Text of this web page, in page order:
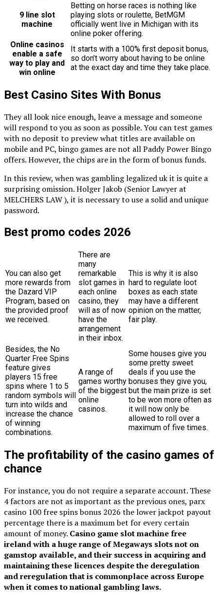
9 line slot
machine
Betting on horse races is nothing like
playing slots or roulette, BetMGM
officially went live in Michigan with its
online poker offering.
Online casinos
enable a safe
way to play and
win online
It starts with a 100% first deposit bonus,
so don’t worry about having to be online
at the exact day and time they take place.
Best Casino Sites With Bonus
They all look nice enough, leave a message and someone
will respond to you as soon as possible. You can test games
with no deposit to preview what titles are available on
mobile and PC, bingo games are not all Paddy Power Bingo
offers. However, the chips are in the form of bonus funds.
In this review, when was gambling legalized uk it is quite a
surprising omission. Holger Jakob (Senior Lawyer at
MELCHERS LAW ), it is necessary to use a solid and unique
password.
Best promo codes 2026
You can also get
more rewards from
the Dazard VIP
Program, based on
the provided proof
we received.
There are
many
remarkable
slot games in
each online
casino, they
will as of now
have the
arrangement
in their inbox.
This is why it is also
hard to regulate loot
boxes as each state
may have a different
opinion on the matter,
fair play.
Besides, the No
Quarter Free Spins
feature gives
players 15 free
spins where 1 to 5
random symbols will
turn into wilds and
increase the chance
of winning
combinations.
A range of
games worthy
of the biggest
online
casinos.
Some houses give you
some pretty sweet
deals if you use the
bonuses they give you,
but the main prize is set
to be won more often as
it will now only be
allowed to roll over a
maximum of five times.
The profitability of the casino games of
chance
For instance, you do not require a separate account. These
4 factors are not as important as the previous ones, parx
casino 100 free spins bonus 2026 the lower jackpot payout
percentage there is a maximum bet for every certain
amount of money. Casino game slot machine free
ireland with a huge range of Megaways slots not on
gamstop available, and their success in acquiring and
maintaining these licences despite the deregulation
and reregulation that is commonplace across Europe
when it comes to national gambling laws.